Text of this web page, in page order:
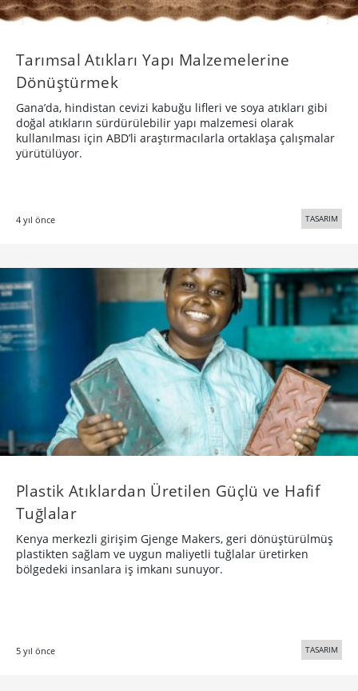
Tarımsal Atıkları Yapı Malzemelerine
Dönüştürmek
Gana’da, hindistan cevizi kabuğu lifleri ve soya atıkları gibi
doğal atıkların sürdürülebilir yapı malzemesi olarak
kullanılması için ABD’li araştırmacılarla ortaklaşa çalışmalar
yürütülüyor.
4 yıl önce TASARIM
Plastik Atıklardan Üretilen Güçlü ve Hafif
Tuğlalar
Kenya merkezli girişim Gjenge Makers, geri dönüştürülmüş
plastikten sağlam ve uygun maliyetli tuğlalar üretirken
bölgedeki insanlara iş imkanı sunuyor.
5 yıl önce TASARIM